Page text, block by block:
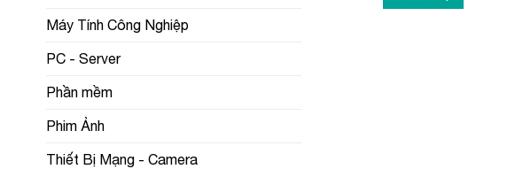
Máy Tính Công Nghiệp
PC - Server
Phần mềm
Phim Ảnh
Thiết Bị Mạng - Camera